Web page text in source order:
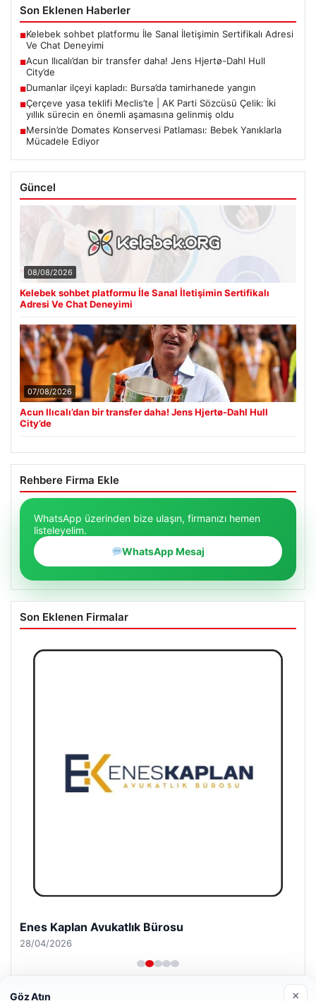
Son Eklenen Haberler
■Kelebek sohbet platformu İle Sanal İletişimin Sertifikalı Adresi
Ve Chat Deneyimi
■Acun Ilıcalı’dan bir transfer daha! Jens Hjertø-Dahl Hull
City’de
■Dumanlar ilçeyi kapladı: Bursa’da tamirhanede yangın
■Çerçeve yasa teklifi Meclis’te | AK Parti Sözcüsü Çelik: İki
yıllık sürecin en önemli aşamasına gelinmiş oldu
■Mersin’de Domates Konservesi Patlaması: Bebek Yanıklarla
Mücadele Ediyor
Güncel
08/08/2026
Kelebek sohbet platformu İle Sanal İletişimin Sertifikalı
Adresi Ve Chat Deneyimi
07/08/2026
Acun Ilıcalı’dan bir transfer daha! Jens Hjertø-Dahl Hull
City’de
Rehbere Firma Ekle
WhatsApp üzerinden bize ulaşın, firmanızı hemen
listeleyelim.
WhatsApp Mesaj
Son Eklenen Firmalar
Enes Kaplan Avukatlık Bürosu
28/04/2026
Göz Atın ×